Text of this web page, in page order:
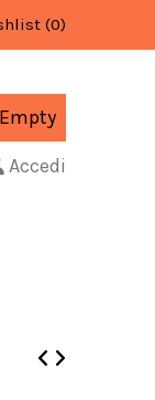
(0)
Empty
Accedi